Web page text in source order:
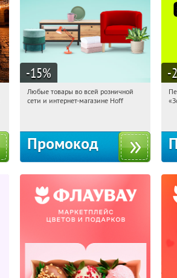
-15%
13:45:11 Получили:
Любые товары во всей розничной
сети и интернет-магазине Hoff
Промокод
-